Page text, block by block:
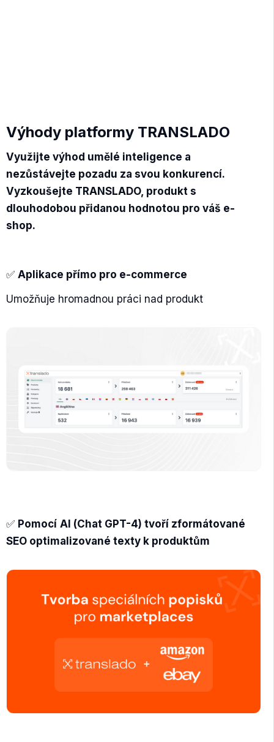
Výhody platformy TRANSLADO
Využijte výhod umělé inteligence a
nezůstávejte pozadu za svou konkurencí.
Vyzkoušejte TRANSLADO, produkt s
dlouhodobou přidanou hodnotou pro váš e-
shop.
✅ Aplikace přímo pro e-commerce
Umožňuje hromadnou práci nad produkt
✅ Pomocí AI (Chat GPT-4) tvoří zformátované
SEO optimalizované texty k produktům